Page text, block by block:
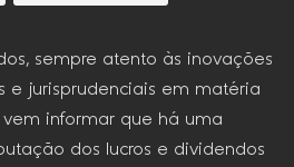
sempre atento às inovações
e jurisprudenciais em matéria
informar que há uma
dos lucros e dividendos